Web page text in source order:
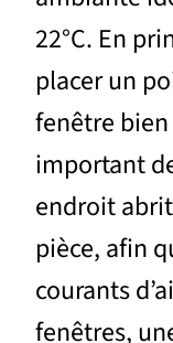
22°C. En
placer un
fenêtre
important
endroit
pièce, afin
courants
fenêtres,